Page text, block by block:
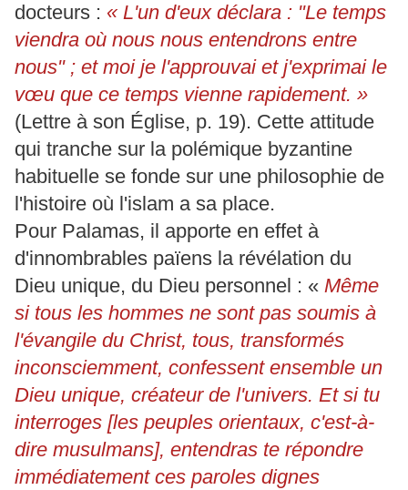
docteurs : « L'un d'eux déclara : "Le temps
viendra où nous nous entendrons entre
nous" ; et moi je l'approuvai et j'exprimai le
vœu que ce temps vienne rapidement. »
(Lettre à son Église, p. 19). Cette attitude
qui tranche sur la polémique byzantine
habituelle se fonde sur une philosophie de
l'histoire où l'islam a sa place.
Pour Palamas, il apporte en effet à
d'innombrables païens la révélation du
Dieu unique, du Dieu personnel : « Même
si tous les hommes ne sont pas soumis à
l'évangile du Christ, tous, transformés
inconsciemment, confessent ensemble un
Dieu unique, créateur de l'univers. Et si tu
interroges [les peuples orientaux, c'est-à-
dire musulmans], entendras te répondre
immédiatement ces paroles dignes